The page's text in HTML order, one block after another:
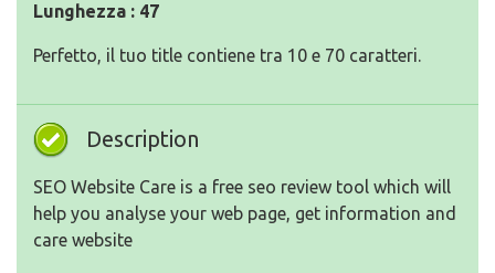
Lunghezza : 47
Perfetto, il tuo title contiene tra 10 e 70 caratteri.
Description
SEO Website Care is a free seo review tool which will
help you analyse your web page, get information and
care website